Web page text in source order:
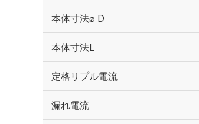
本体寸法⌀ D
本体寸法L
定格リプル電流
漏れ電流